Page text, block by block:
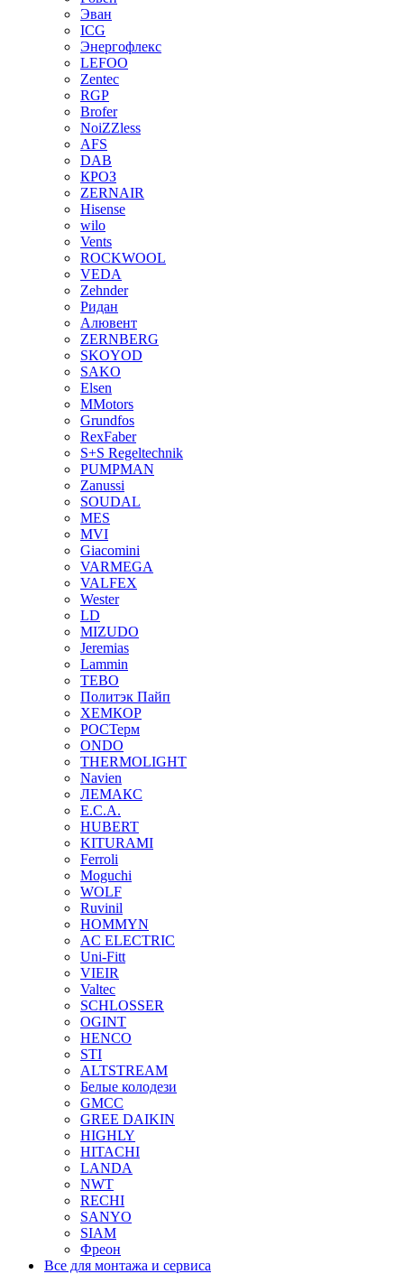
Эван
ICG
Энергофлекс
LEFOO
Zentec
RGP
Brofer
NoiZZless
AFS
DAB
КРОЗ
ZERNAIR
Hisense
wilo
Vents
ROCKWOOL
VEDA
Zehnder
Ридан
Алювент
ZERNBERG
SKOYOD
SAKO
Elsen
MMotors
Grundfos
RexFaber
S+S Regeltechnik
PUMPMAN
Zanussi
SOUDAL
MES
MVI
Giacomini
VARMEGA
VALFEX
Wester
LD
MIZUDO
Jeremias
Lammin
TEBO
Политэк Пайп
ХЕМКОР
РОСТерм
ONDO
THERMOLIGHT
Navien
ЛЕМАКС
E.C.A.
HUBERT
KITURAMI
Ferroli
Moguchi
WOLF
Ruvinil
HOMMYN
AC ELECTRIC
Uni-Fitt
VIEIR
Valtec
SCHLOSSER
OGINT
HENCO
STI
ALTSTREAM
Белые колодези
GMCC
GREE DAIKIN
HIGHLY
HITACHI
LANDA
NWT
RECHI
SANYO
SIAM
Фреон
Все для монтажа и сервиса